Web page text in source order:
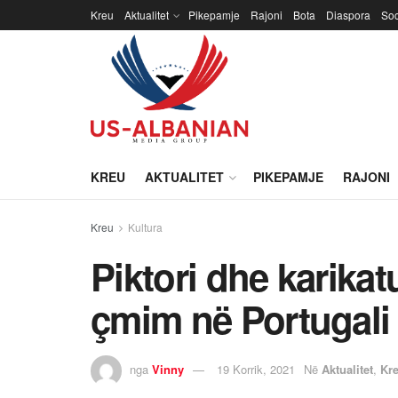
Kreu Aktualitet Pikepamje Rajoni Bota Diaspora
KREU AKTUALITET PIKEPAMJE RAJONI
Kreu Kultura
Piktori dhe
çmim në Portugali
nga Vinny 19 Korrik, 2021 Në Aktualitet,